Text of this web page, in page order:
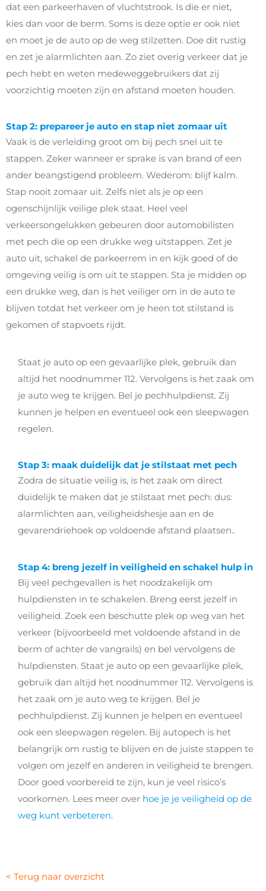
dat een parkeerhaven of vluchtstrook. Is die er niet,
kies dan voor de berm. Soms is deze optie er ook niet
en moet je de auto op de weg stilzetten. Doe dit rustig
en zet je alarmlichten aan. Zo ziet overig verkeer dat je
pech hebt en weten medeweggebruikers dat zij
voorzichtig moeten zijn en afstand moeten houden.
Stap 2: prepareer je auto en stap niet zomaar uit
Vaak is de verleiding groot om bij pech snel uit te
stappen. Zeker wanneer er sprake is van brand of een
ander beangstigend probleem. Wederom: blijf kalm.
Stap nooit zomaar uit. Zelfs niet als je op een
ogenschijnlijk veilige plek staat. Heel veel
verkeersongelukken gebeuren door automobilisten
met pech die op een drukke weg uitstappen. Zet je
auto uit, schakel de parkeerrem in en kijk goed of de
omgeving veilig is om uit te stappen. Sta je midden op
een drukke weg, dan is het veiliger om in de auto te
blijven totdat het verkeer om je heen tot stilstand is
gekomen of stapvoets rijdt.
Staat je auto op een gevaarlijke plek, gebruik dan
altijd het noodnummer 112. Vervolgens is het zaak om
je auto weg te krijgen. Bel je pechhulpdienst. Zij
kunnen je helpen en eventueel ook een sleepwagen
regelen.
Stap 3: maak duidelijk dat je stilstaat met pech
Zodra de situatie veilig is, is het zaak om direct
duidelijk te maken dat je stilstaat met pech: dus:
alarmlichten aan, veiligheidshesje aan en de
gevarendriehoek op voldoende afstand plaatsen..
Stap 4: breng jezelf in veiligheid en schakel hulp in
Bij veel pechgevallen is het noodzakelijk om
hulpdiensten in te schakelen. Breng eerst jezelf in
veiligheid. Zoek een beschutte plek op weg van het
verkeer (bijvoorbeeld met voldoende afstand in de
berm of achter de vangrails) en bel vervolgens de
hulpdiensten. Staat je auto op een gevaarlijke plek,
gebruik dan altijd het noodnummer 112. Vervolgens is
het zaak om je auto weg te krijgen. Bel je
pechhulpdienst. Zij kunnen je helpen en eventueel
ook een sleepwagen regelen. Bij autopech is het
belangrijk om rustig te blijven en de juiste stappen te
volgen om jezelf en anderen in veiligheid te brengen.
Door goed voorbereid te zijn, kun je veel risico’s
voorkomen. Lees meer over hoe je je veiligheid op de
weg kunt verbeteren.
< Terug naar overzicht